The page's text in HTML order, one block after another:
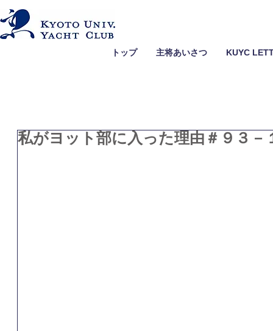
トップ 主将あいさつ KUYC
私がヨット部に入った理由＃９３－